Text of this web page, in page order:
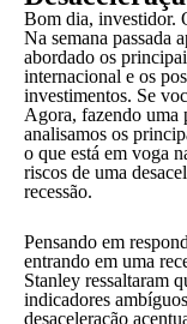
Bom dia, investidor.
Na semana passada
abordado os
internacional e os
investimentos. Se
Agora, fazendo uma
analisamos os
o que está em voga
riscos de uma
recessão.
Pensando em
entrando em uma
Stanley ressaltaram
indicadores
desaceleração